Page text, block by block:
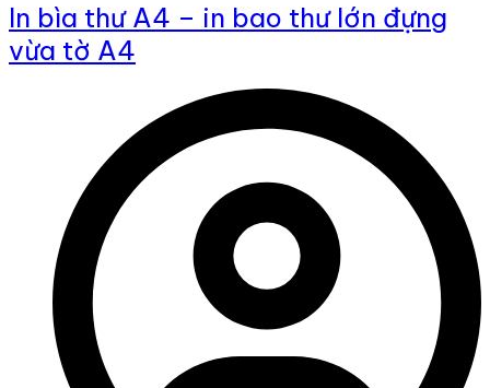
In bìa thư A4 – in bao thư lớn đựng
vừa tờ A4